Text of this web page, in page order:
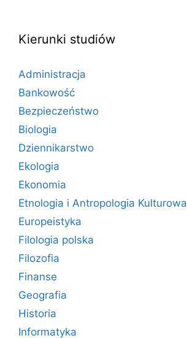
Kierunki studiów
Administracja
Bankowość
Bezpieczeństwo
Biologia
Dziennikarstwo
Ekologia
Ekonomia
Etnologia i Antropologia Kulturowa
Europeistyka
Filologia polska
Filozofia
Finanse
Geografia
Historia
Informatyka